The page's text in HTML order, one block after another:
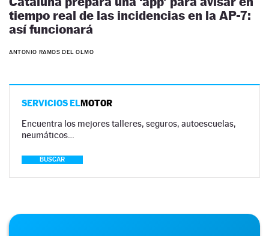
tiempo real de las incidencias en la AP-7:
así funcionará
ANTONIO RAMOS DEL OLMO
SERVICIOS ELMOTOR
Encuentra los mejores talleres, seguros, autoescuelas,
neumáticos…
BUSCAR